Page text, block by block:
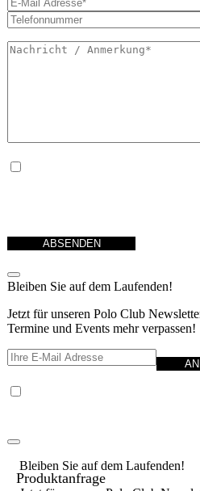
Bleiben Sie auf dem Laufenden!
Jetzt für unseren Polo Club
Termine und Events mehr verpassen!
Bleiben Sie auf dem Laufenden!
Produktanfrage